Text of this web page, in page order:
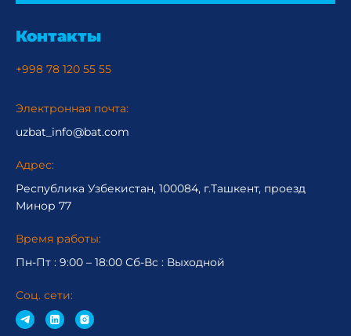
Контакты
+998 78 120 55 55
Электронная почта:
uzbat_info@bat.com
Адрес:
Республика Узбекистан, 100084, г.Ташкент, проезд
Минор 77
Время работы:
Пн-Пт : 9:00 – 18:00 Сб-Вc : Выходной
Соц. сети: